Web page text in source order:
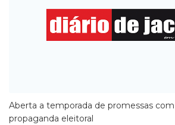
Aberta a temporada de promessas
propaganda eleitoral